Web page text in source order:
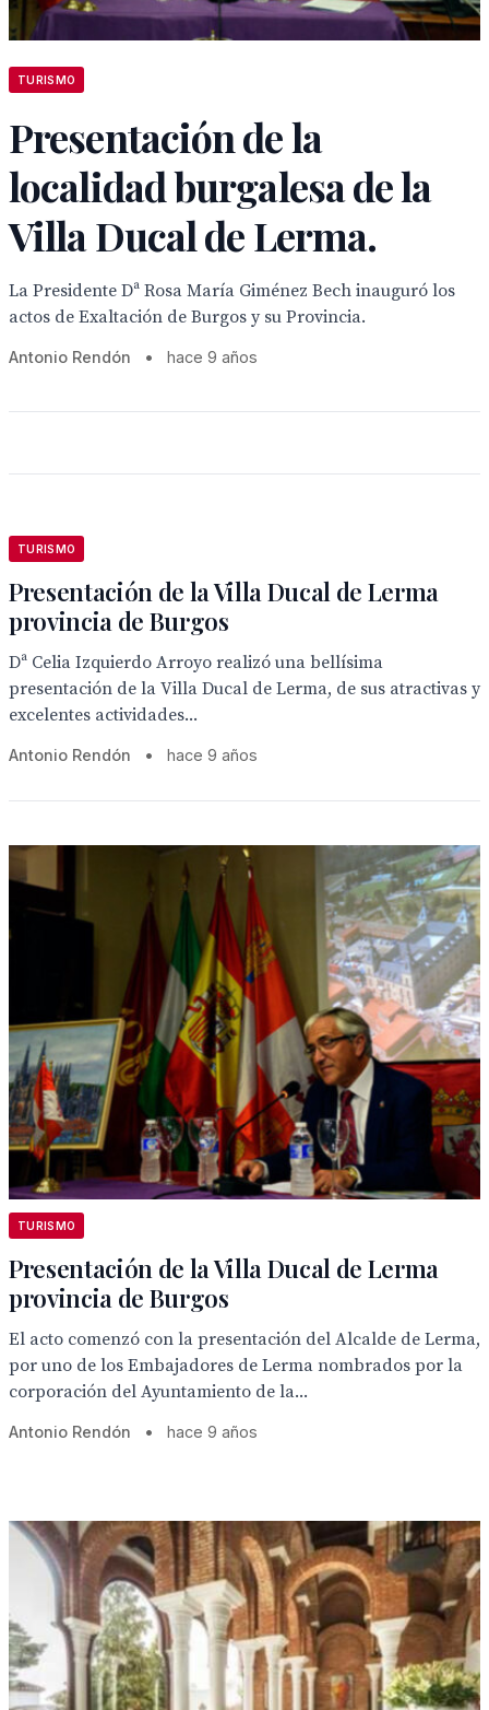
TURISMO
Presentación de la
localidad burgalesa de la
Villa Ducal de Lerma.
La Presidente Dª Rosa María Giménez Bech inauguró los
actos de Exaltación de Burgos y su Provincia.
Antonio Rendón • hace 9 años
TURISMO
Presentación de la Villa Ducal de Lerma
provincia de Burgos
Dª Celia Izquierdo Arroyo realizó una bellísima
presentación de la Villa Ducal de Lerma, de sus atractivas y
excelentes actividades...
Antonio Rendón • hace 9 años
TURISMO
Presentación de la Villa Ducal de Lerma
provincia de Burgos
El acto comenzó con la presentación del Alcalde de Lerma,
por uno de los Embajadores de Lerma nombrados por la
corporación del Ayuntamiento de la...
Antonio Rendón • hace 9 años